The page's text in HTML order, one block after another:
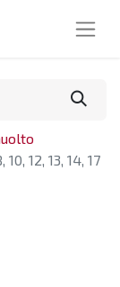
12, 13, 14, 17